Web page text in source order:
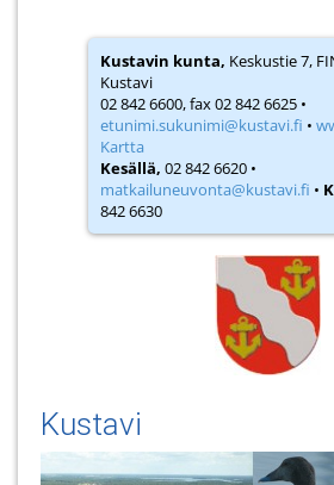
Kustavin kunta, Keskustie 7,
Kustavi
02 842 6600, fax 02 842 6625 •
etunimi.sukunimi@kustavi.fi •
Kartta
Kesällä, 02 842 6620 •
matkailuneuvonta@kustavi.fi •
842 6630
Kustavi